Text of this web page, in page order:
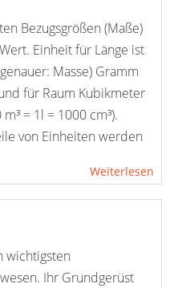
Bezugsgrößen (Maße)
Einheit für Länge ist
Masse) Gramm
für Raum Kubikmeter
= 1l = 1000 cm³).
von Einheiten werden
Weiterlesen
wichtigsten
Ihr Grundgerüst